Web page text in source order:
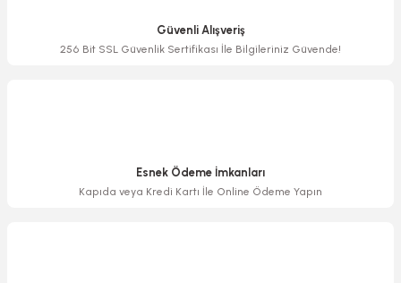
Ürün bilgilerinde hatalar bulunuyor.
Güvenli Alışveriş
256 Bit SSL Güvenlik Sertifikası İle Bilgileriniz Güvende!
Esnek Ödeme İmkanları
Kapıda veya Kredi Kartı İle Online Ödeme Yapın